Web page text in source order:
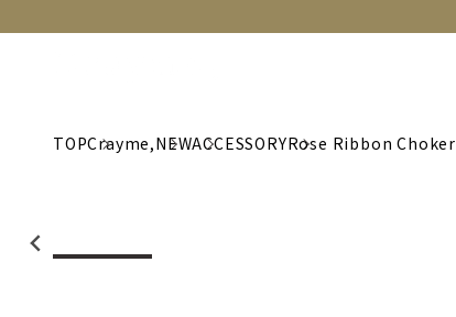
TOPCrayme,NEWACCESSORYRose Ribbon Choker